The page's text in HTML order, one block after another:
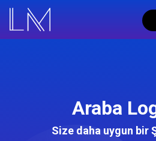
Araba
Size daha uygun bir